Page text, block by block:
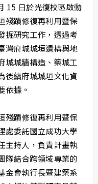
15 日於光復校區啟動
殘蹟修復再利用暨保
掘研究工作，透過考
灣府城城垣遺構與地
城城牆構造、築城工
後續府城城垣文化資
依據。
殘蹟修復再利用暨保
處委託國立成功大學
主持人，負責計畫執
隊結合跨領域專業的
金會執行長暨建築系